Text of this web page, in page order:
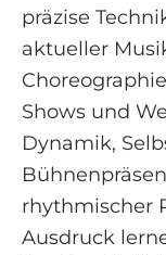
präzise
aktueller
Shows und
Dynamik,
rhythmischer
Ausdruck